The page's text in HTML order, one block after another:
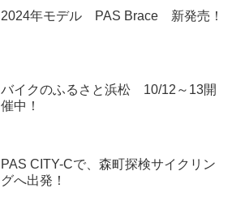
2024年モデル PAS Brace 新発売！
バイクのふるさと浜松 10/12～13開
催中！
PAS CITY-Cで、森町探検サイクリン
グへ出発！